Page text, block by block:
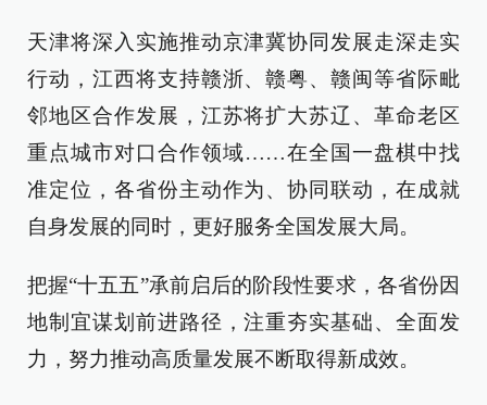
天津将深入实施推动京津冀协同发展走深走实
行动，江西将支持赣浙、赣粤、赣闽等省际毗
邻地区合作发展，江苏将扩大苏辽、革命老区
重点城市对口合作领域……在全国一盘棋中找
准定位，各省份主动作为、协同联动，在成就
自身发展的同时，更好服务全国发展大局。
把握“十五五”承前启后的阶段性要求，各省份因
地制宜谋划前进路径，注重夯实基础、全面发
力，努力推动高质量发展不断取得新成效。